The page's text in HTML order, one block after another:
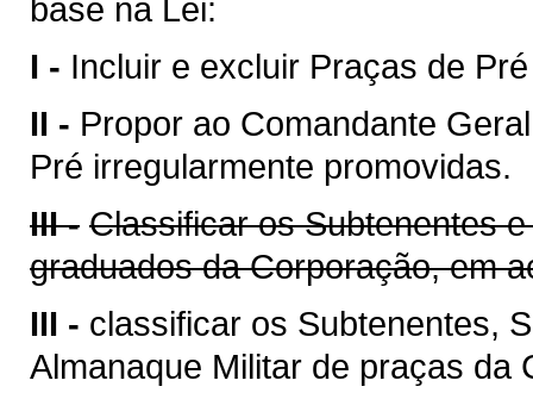
base na Lei:
I - Incluir e excluir Praças de
II - Propor ao Comandante
Pré irregularmente promovidas.
III - Classificar os Subtenentes
graduados da Corporação, em
III - classificar os Subtenentes,
Almanaque Militar de praças da